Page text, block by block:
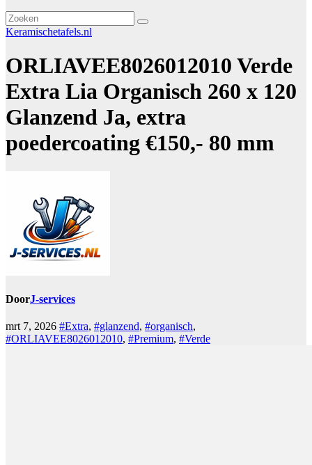
Keramischetafels.nl
ORLIAVEE8026012010 Verde
Extra Lia Organisch 260 x 120
Glanzend Ja, extra
poedercoating €150,- 80 mm
DoorJ-services
mrt 7, 2026 #Extra, #glanzend, #organisch,
#ORLIAVEE8026012010, #Premium, #Verde